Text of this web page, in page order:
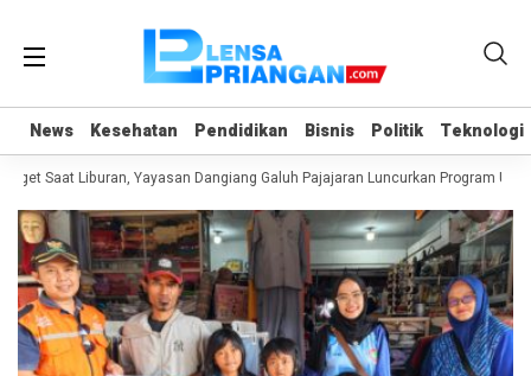
News Kesehatan Pendidikan Bisnis Politik Teknologi
News Kesehatan Pendidikan Bisnis Politik Teknologi
Saat Liburan, Yayasan Dangiang Galuh Pajajaran Luncurkan Program